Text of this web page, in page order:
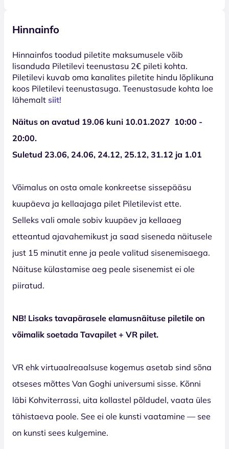
Hinnainfo
Hinnainfos toodud piletite maksumusele võib
lisanduda Piletilevi teenustasu 2€ pileti kohta.
Piletilevi kuvab oma kanalites piletite hindu lõplikuna
koos Piletilevi teenustasuga. Teenustasude kohta loe
lähemalt siit!
Näitus on avatud 19.06 kuni 10.01.2027 10:00 -
20:00.
Suletud 23.06, 24.06, 24.12, 25.12, 31.12 ja 1.01
Võimalus on osta omale konkreetse sissepääsu
kuupäeva ja kellaajaga pilet Piletilevist ette.
Selleks vali omale sobiv kuupäev ja kellaaeg
etteantud ajavahemikust ja saad siseneda näitusele
just 15 minutit enne ja peale valitud sisenemisaega.
Näituse külastamise aeg peale sisenemist ei ole
piiratud.
NB! Lisaks tavapärasele elamusnäituse piletile on
võimalik soetada Tavapilet + VR pilet.
VR ehk virtuaalreaalsuse kogemus asetab sind sõna
otseses mõttes Van Goghi universumi sisse. Kõnni
läbi Kohviterrassi, uita kollastel põldudel, vaata üles
tähistaeva poole. See ei ole kunsti vaatamine — see
on kunsti sees kulgemine.